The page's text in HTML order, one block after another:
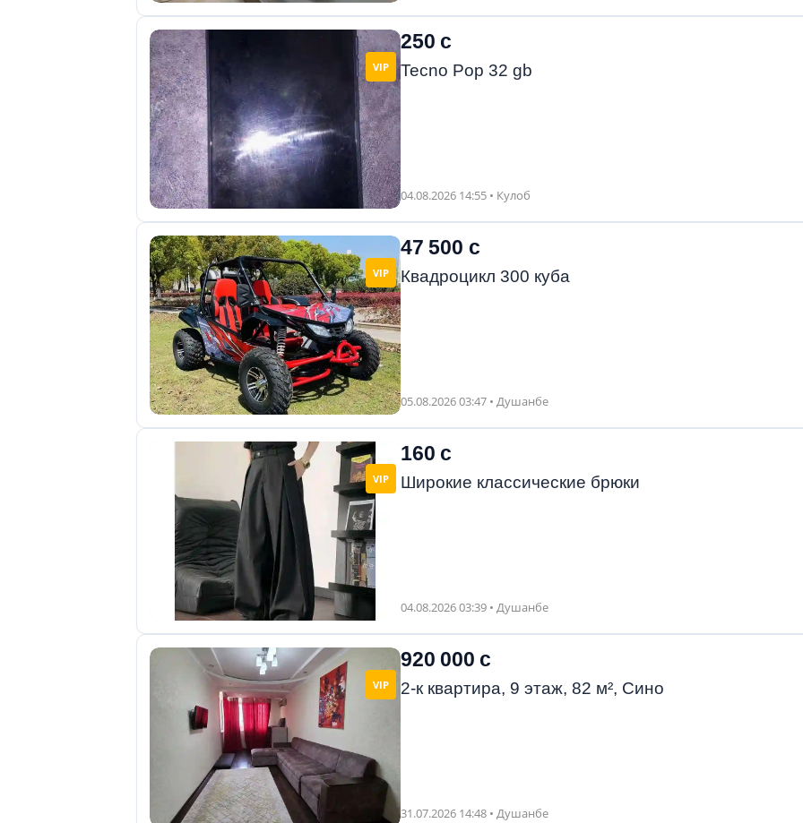
VIP
250 с
Tecno Pop 32 gb
04.08.2026 14:55 • Кулоб
VIP
47 500 с
Квадроцикл 300 куба
05.08.2026 03:47 • Душанбе
VIP
160 с
Широкие классические брюки
04.08.2026 03:39 • Душанбе
VIP
920 000 с
2-к квартира, 9 этаж, 82 м², Сино
31.07.2026 14:48 • Душанбе